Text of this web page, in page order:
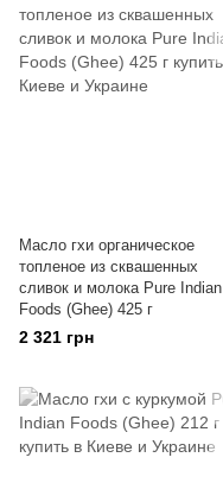
Масло гхи органическое
топленое из сквашенных
сливок и молока Pure Indian
Foods (Ghee) 425 г
2 321 грн